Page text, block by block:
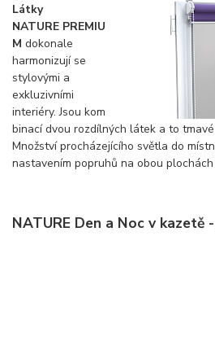
Látky
NATURE PREMIU
M dokonale
harmonizují se
stylovými a
exkluzivními
interiéry. Jsou kom
binací dvou rozdílných látek a to
Množství procházejícího světla do
nastavením popruhů na obou
NATURE Den a Noc v kazetě -